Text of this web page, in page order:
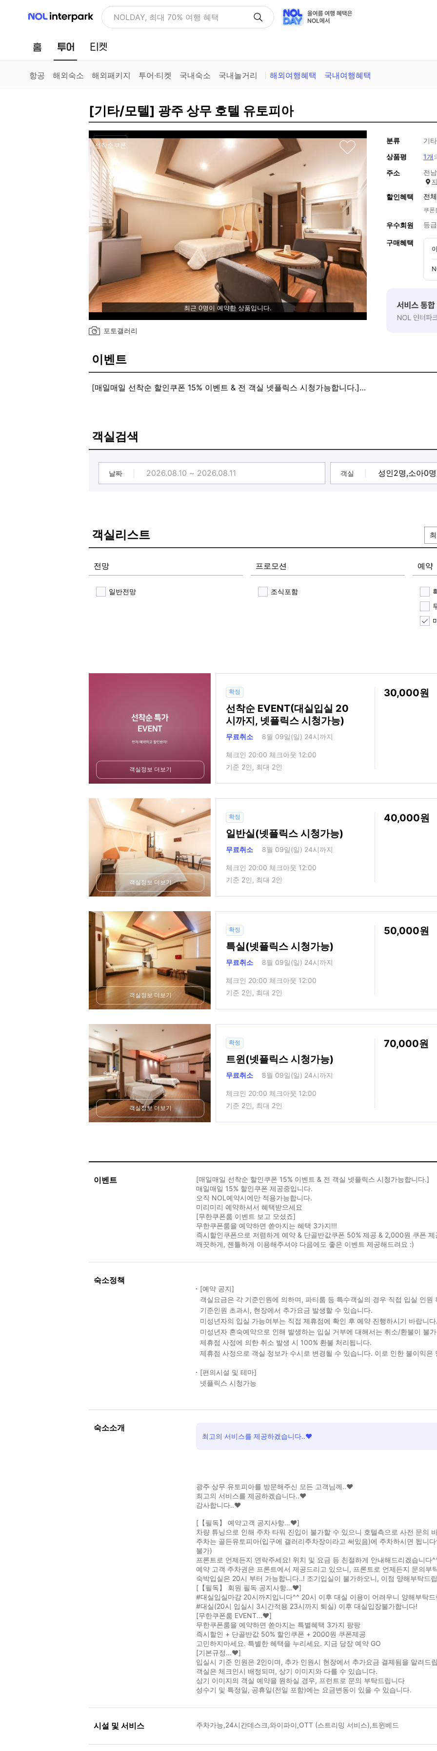
NOL 인터파크 NOLDAY, 최대 70% 여행 혜택
홈 투어
항공 해외숙소 해외패키지 투어·티켓 국내숙소 국내놀거리 해외여행혜택 국내여행혜택
[기타/모텔] 광주 상무 호텔 유토피아
선착순쿠폰
최근 0명이 예약한 상품입니다.
포토갤러리
분류
기
상품평
1개
주소
전
할인혜택 전
쿠폰
우수회원 등
구매혜택
이벤트
[매일매일 선착순 할인쿠폰 15% 이벤트 & 전 객실 넷플릭스 시청가능합니다.]
[무한쿠폰룸 이벤트 보고 오셨죠]
무한쿠폰룸을 예약하면 쏟아지는 혜택 3가지!!!
즉시할인쿠폰으로 저렴하게 예약 & 단골반값쿠폰 50% 제공 & 2,000원 쿠폰 제공까지
깨끗하게, 젠틀하게 이용해주셔야 다음에도 좋은 이벤트 제공해드려요 :)
객실검색
날짜 객실
객실리스트
전망
일반전망
프로모션
조식포함
예약
객실정보 더보기
확정
선착순 EVENT(대실입실 20
시까지, 넷플릭스 시청가능)
무료취소 8월 09일(일) 24시까지
체크인 20:00 체크아웃 12:00
기준 2인, 최대 2인
30,000
객실정보 더보기
확정
일반실(넷플릭스 시청가능)
무료취소 8월 09일(일) 24시까지
체크인 20:00 체크아웃 12:00
기준 2인, 최대 2인
40,000
객실정보 더보기
확정
특실(넷플릭스 시청가능)
무료취소 8월 09일(일) 24시까지
체크인 20:00 체크아웃 12:00
기준 2인, 최대 2인
50,000
객실정보 더보기
확정
트윈(넷플릭스 시청가능)
무료취소 8월 09일(일) 24시까지
체크인 20:00 체크아웃 12:00
기준 2인, 최대 2인
70,000
이벤트
[매일매일 선착순 할인쿠폰 15% 이벤트 & 전 객실 넷플릭스 시청가능합니다.]
매일매일 15% 할인쿠폰 제공중입니다.
오직 NOL예약시에만 적용가능합니다.
미리미리 예약하셔서 혜택받으세요
[무한쿠폰룸 이벤트 보고 오셨죠]
무한쿠폰룸을 예약하면 쏟아지는 혜택 3가지!!!
즉시할인쿠폰으로 저렴하게 예약 & 단골반값쿠폰 50% 제공 & 2,000원 쿠폰 제
깨끗하게, 젠틀하게 이용해주셔야 다음에도 좋은 이벤트 제공해드려요 :)
숙소정책
[예약 공지]
객실요금은 각 기준인원에 의하며, 파티룸 등 특수객실의 경우 직접 입실 인원
기준인원 초과시, 현장에서 추가요금 발생할 수 있습니다.
미성년자의 입실 가능여부는 직접 제휴점에 확인 후 예약 진행하시기 바랍니다.
미성년자 혼숙예약으로 인해 발생하는 입실 거부에 대해서는 취소/환불이 불
제휴점 사정에 의한 취소 발생 시 100% 환불 처리됩니다.
제휴점 사정으로 객실 정보가 수시로 변경될 수 있습니다. 이로 인한 불이익은
[편의시설 및 테마]
넷플릭스 시청가능
숙소소개
최고의 서비스를 제공하겠습니다..♥
광주 상무 유토피아를 방문해주신 모든 고객님께..♥
최고의 서비스를 제공하겠습니다..♥
감사합니다..♥
[【필독】 예약고객 공지사항...♥]
차량 튜닝으로 인해 주차 타워 진입이 불가할 수 있으니 호텔측으로 사전 문의
주차는 골든유토피아(입구에 갤러리주차장이라고 써있음)에 주차하시면 됩니
불가)
프론트로 언제든지 연락주세요! 위치 및 요금 등 친절하게 안내해드리겠습니다
예약 고객 주차권은 프론트에서 제공드리고 있으니, 프론트로 언제든지 문의부
숙박입실은 20시 부터 가능합니다..! 조기입실이 불가하오니, 이점 양해부탁드
[【필독】 회원 필독 공지사항...♥]
#대실입실마감 20시까지입니다^^ 20시 이후 대실 이용이 어려우니 양해부탁
#대실(20시 입실시 3시간적용 23시까지 퇴실) 이후 대실입장불가합니다!
[무한쿠폰룸 EVENT...♥]
무한쿠폰룸을 예약하면 쏟아지는 특별혜택 3가지 팡팡
즉시할인 + 단골반값 50% 할인쿠폰 + 2000원 쿠폰제공
고민하지마세요. 특별한 혜택을 누리세요. 지금 당장 예약 GO
[기본규정...♥]
입실시 기준 인원은 2인이며, 추가 인원시 현장에서 추가요금 결제됨을 알려드
객실은 체크인시 배정되며, 상기 이미지와 다를 수 있습니다.
상기 이미지의 객실 예약을 원하실 경우, 프런트로 문의 부탁드립니다
성수기 및 특정일, 공휴일(전일 포함)에는 요금변동이 있을 수 있습니다.
시설 및 서비스 주차가능,24시간데스크,와이파이,OTT (스트리밍 서비스),트윈베드